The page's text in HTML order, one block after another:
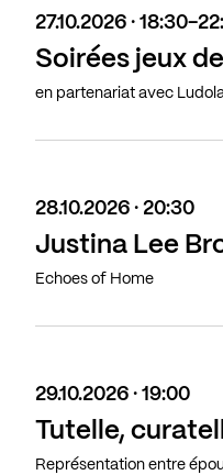
27.10.2026 · 18:30-
Soirées jeux
en partenariat avec
28.10.2026 · 20:30
Justina Lee
Echoes of Home
29.10.2026 · 19:00
Tutelle,
Représentation entre